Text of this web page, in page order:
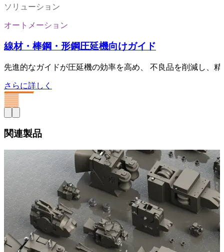
ソリューション
オートメーション
線材・棒鋼・形鋼圧延機向けガイド
先進的なガイドが圧延機の効率を高め、 不良品を削減し、
さらに詳しく
関連製品